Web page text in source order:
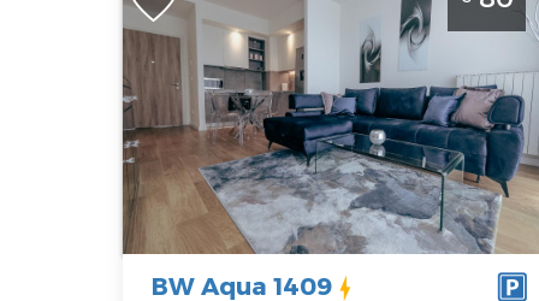
Beograd Savski Venac luksuzan
apartman u Beogradu na vodi za 4
osobe
Beograd
Lokacija:
Beograd Savski
Venac
Adresa:
Hercegovačka
Gosti:4
Kvadratura :56
m2
Struktura :
Dvosoban
BW Aqua 1409